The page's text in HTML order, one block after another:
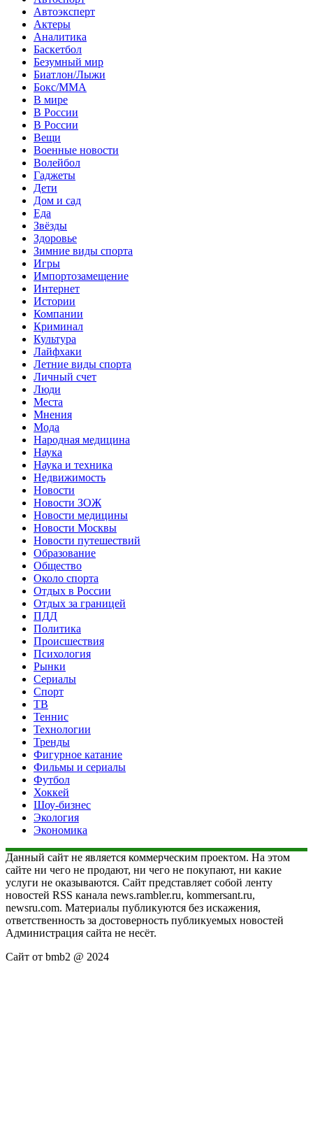
Автоэксперт
Актеры
Аналитика
Баскетбол
Безумный мир
Биатлон/Лыжи
Бокс/MMA
В мире
В России
В России
Вещи
Военные новости
Волейбол
Гаджеты
Дети
Дом и сад
Еда
Звёзды
Здоровье
Зимние виды спорта
Игры
Импортозамещение
Интернет
Истории
Компании
Криминал
Культура
Лайфхаки
Летние виды спорта
Личный счет
Люди
Места
Мнения
Мода
Народная медицина
Наука
Наука и техника
Недвижимость
Новости
Новости ЗОЖ
Новости медицины
Новости Москвы
Новости путешествий
Образование
Общество
Около спорта
Отдых в России
Отдых за границей
ПДД
Политика
Происшествия
Психология
Рынки
Сериалы
Спорт
ТВ
Теннис
Технологии
Тренды
Фигурное катание
Фильмы и сериалы
Футбол
Хоккей
Шоу-бизнес
Экология
Экономика
Данный сайт не является коммерческим проектом. На этом
сайте ни чего не продают, ни чего не покупают, ни какие
услуги не оказываются. Сайт представляет собой ленту
новостей RSS канала news.rambler.ru, kommersant.ru,
newsru.com. Материалы публикуются без искажения,
ответственность за достоверность публикуемых новостей
Администрация сайта не несёт.
Сайт от bmb2 @ 2024